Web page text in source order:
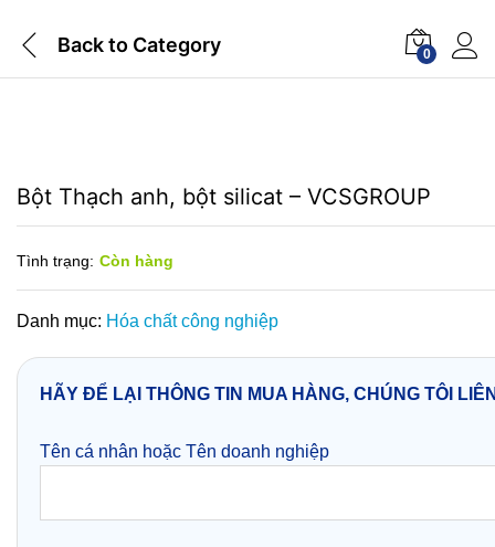
Back to Category 0
Bột Thạch anh, bột silicat – VCSGROUP
Tình trạng: Còn hàng
Danh mục: Hóa chất công nghiệp
HÃY ĐỂ LẠI THÔNG TIN MUA HÀNG, CHÚNG TÔI
Tên cá nhân hoặc Tên doanh nghiệp